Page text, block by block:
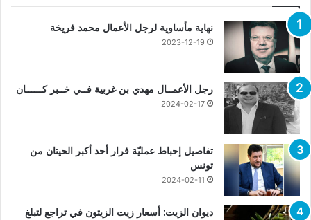
نهاية مأساوية لرجل الأعمال محمد فريخة
2023-12-19
رجل الأعمــال مهدي بن غربية فــي خــبر كــــــان
2024-02-17
تفاصيل إحباط عمليّة فرار أحد أكبر الحيتان من
تونس
2024-02-11
ديوان الزيت: أسعار زيت الزيتون في تراجع لتبلغ